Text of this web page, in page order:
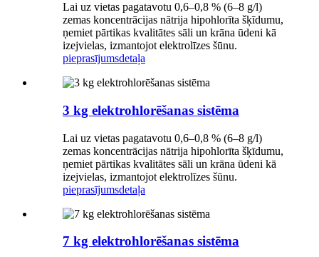
Lai uz vietas pagatavotu 0,6–0,8 % (6–8 g/l)
zemas koncentrācijas nātrija hipohlorīta šķīdumu,
ņemiet pārtikas kvalitātes sāli un krāna ūdeni kā
izejvielas, izmantojot elektrolīzes šūnu.
pieprasījumsdetaļa
3 kg elektrohlorēšanas sistēma
Lai uz vietas pagatavotu 0,6–0,8 % (6–8 g/l)
zemas koncentrācijas nātrija hipohlorīta šķīdumu,
ņemiet pārtikas kvalitātes sāli un krāna ūdeni kā
izejvielas, izmantojot elektrolīzes šūnu.
pieprasījumsdetaļa
7 kg elektrohlorēšanas sistēma